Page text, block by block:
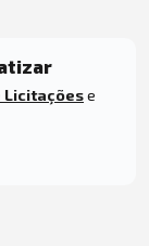
Licitaçõese